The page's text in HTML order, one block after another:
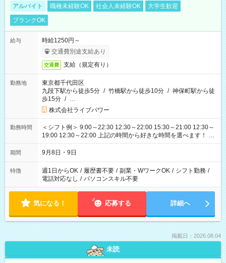
アルバイト 職種未経験OK 社会人未経験OK
大学生歓迎
ブランクOK
給与
時給1250円～
交通費別途支給あり
交通費 支給（規定有り）
勤務地
東京都千代田区
九段下駅から徒歩5分 / 竹橋駅から徒歩10分 / 神保町駅から徒
歩15分 / …
株式会社ライブパワー
勤務時間
＜シフト例＞ 9:00～22:30 12:30～22:00 15:30～21:00 12:30～
19:00 12:30～22:00 上記の時間から好きな時間を選べます！ ※
時間は変更となる可能性があります
期間 9月8日・9日
特徴 週1日からOK / 履歴書不要 / 副業・WワークOK / シフト勤務 /
電話対応なし / パソコンスキル不要
気になる！ 応募する 詳細へ
掲載日：2026.08.04
未読